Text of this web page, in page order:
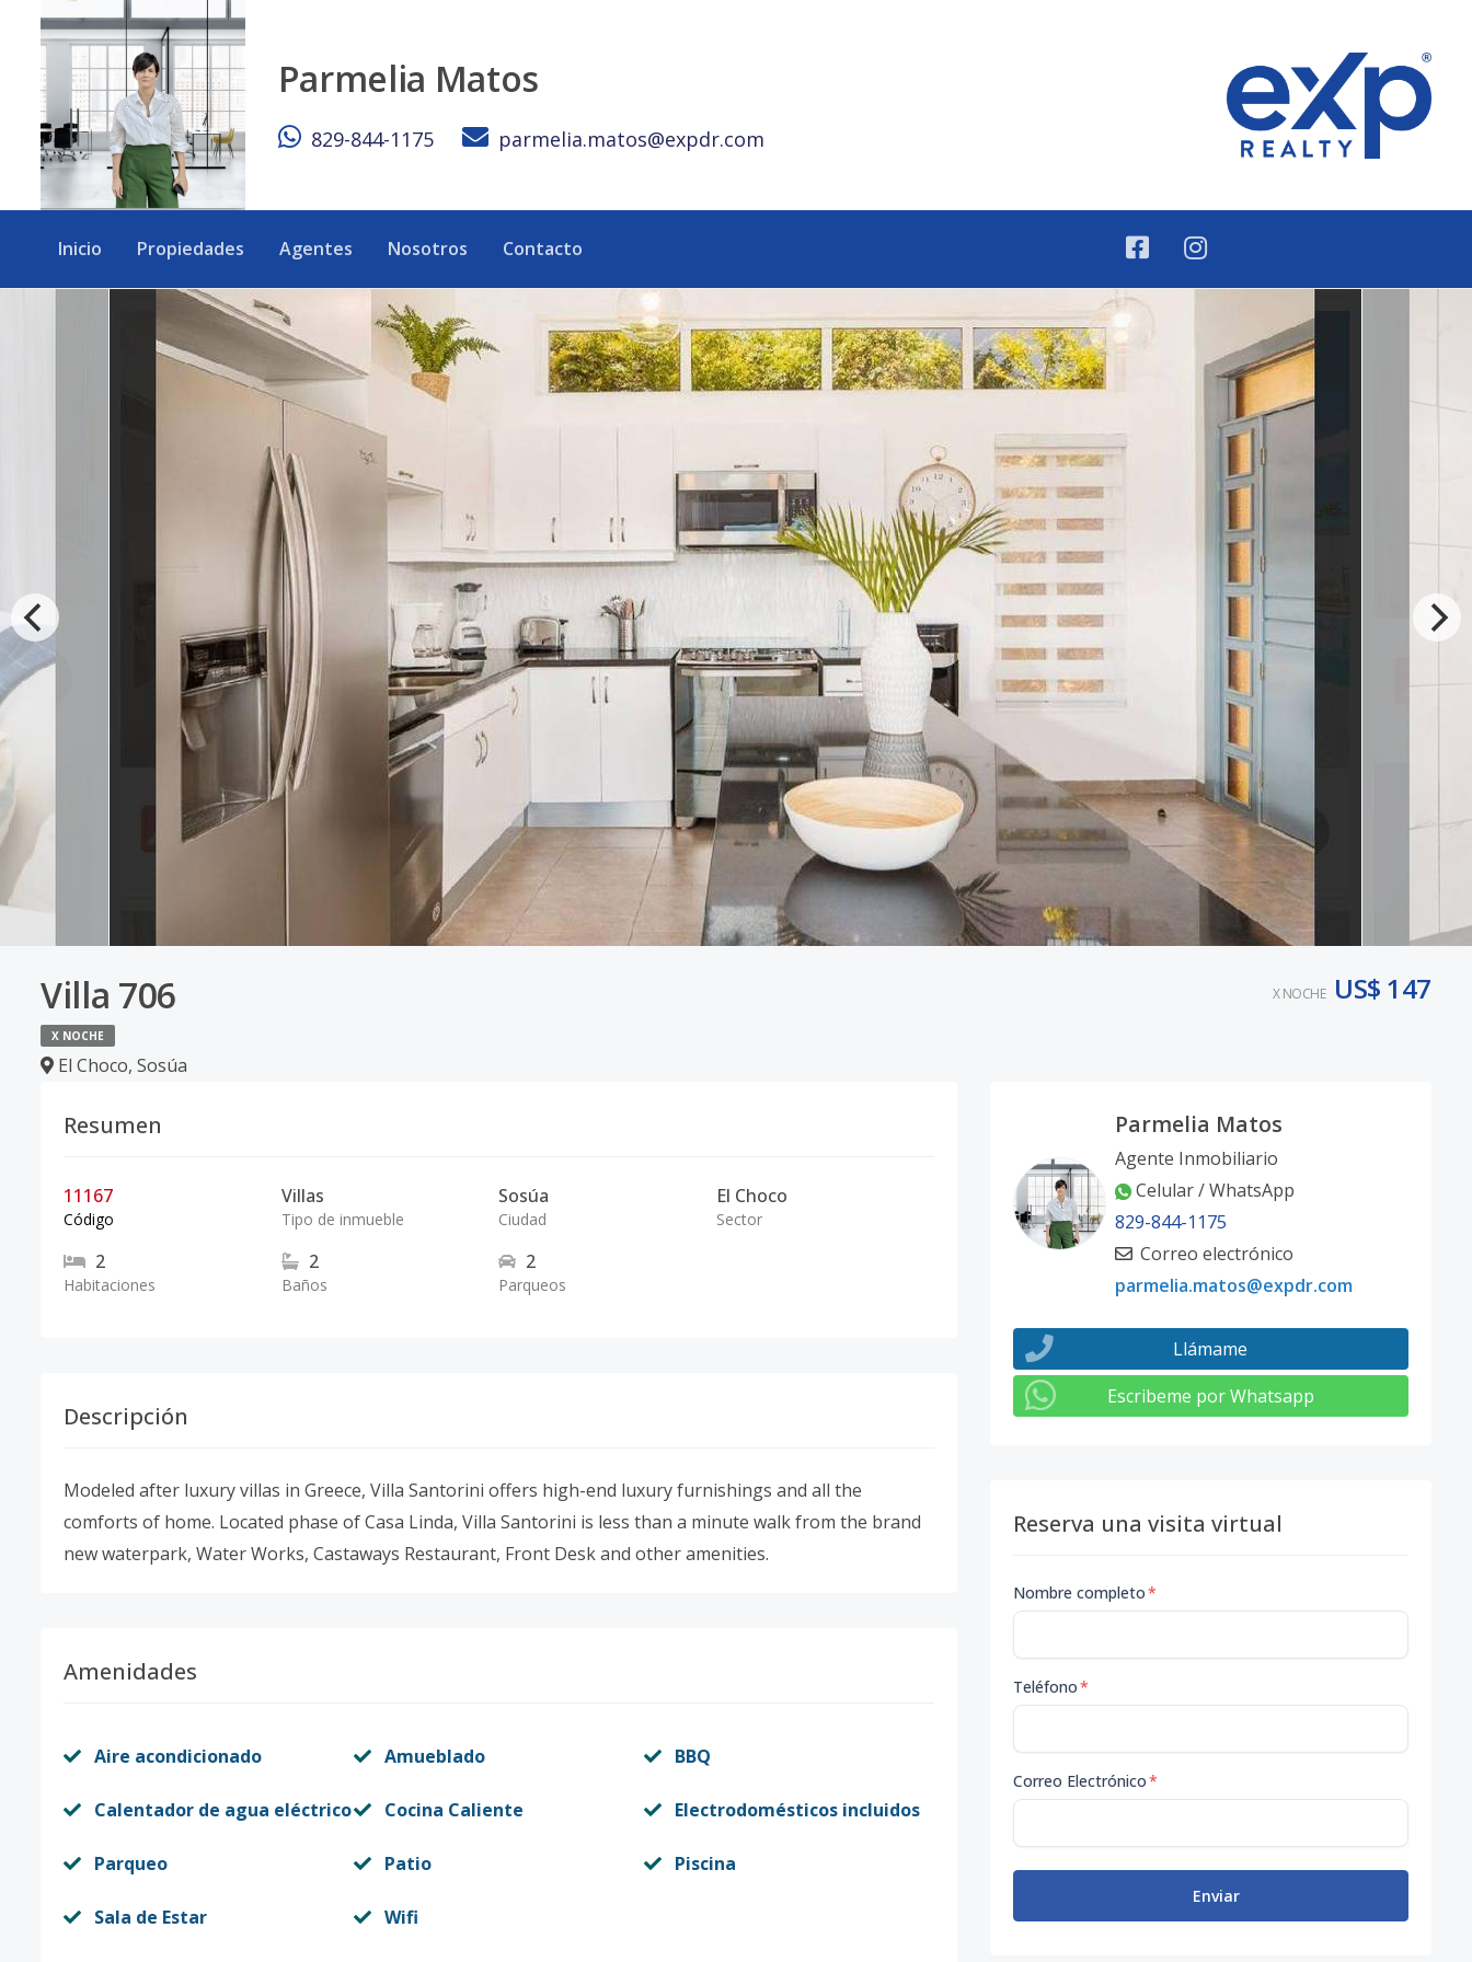
Parmelia Matos
829-844-1175 parmelia.matos@expdr.com
Inicio Propiedades Agentes Nosotros Contacto
Villa 706
X NOCHE
El Choco, Sosúa
X NOCHE US$ 147
Resumen
11167
Código
Villas
Tipo de inmueble
Sosúa
Ciudad
El Choco
Sector
2
Habitaciones
2
Baños
2
Parqueos
Descripción
Modeled after luxury villas in Greece, Villa Santorini offers high-end luxury furnishings and all the
comforts of home. Located phase of Casa Linda, Villa Santorini is less than a minute walk from the brand
new waterpark, Water Works, Castaways Restaurant, Front Desk and other amenities.
Amenidades
Aire acondicionado Amueblado BBQ
Calentador de agua eléctrico Cocina Caliente Electrodomésticos incluidos
Parqueo Patio Piscina
Sala de Estar Wifi
Parmelia Matos
Agente Inmobiliario
Celular / WhatsApp
829-844-1175
Correo electrónico
parmelia.matos@expdr.com
Llámame
Escribeme por Whatsapp
Reserva una visita virtual
Nombre completo*
Teléfono*
Correo Electrónico*
Enviar
Villa 706 - eXp Realty República Dominicana